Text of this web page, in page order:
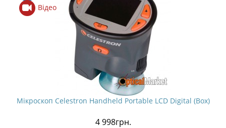
Відео
Мікроскоп Celestron Handheld Portable LCD Digital (Box)
4 998грн.